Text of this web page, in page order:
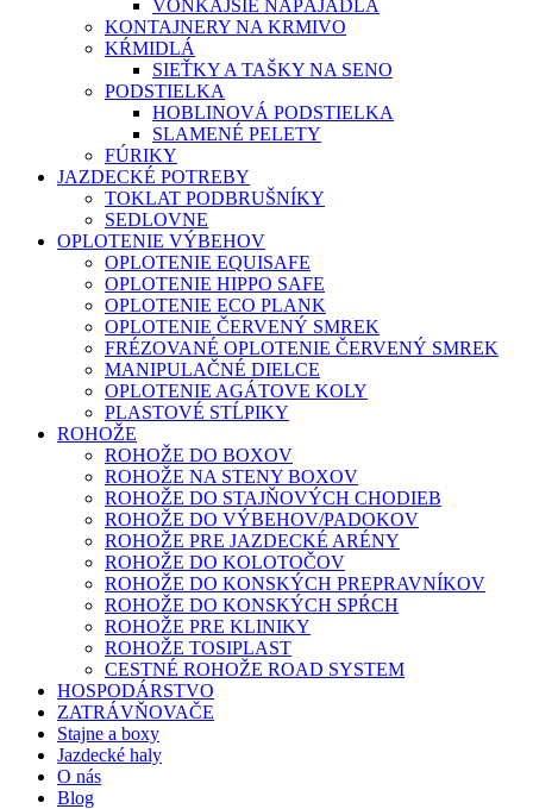
VONKAJŠIE NAPÁJADLÁ
KONTAJNERY NA KRMIVO
KŔMIDLÁ
SIEŤKY A TAŠKY NA SENO
PODSTIELKA
HOBLINOVÁ PODSTIELKA
SLAMENÉ PELETY
FÚRIKY
JAZDECKÉ POTREBY
TOKLAT PODBRUŠNÍKY
SEDLOVNE
OPLOTENIE VÝBEHOV
OPLOTENIE EQUISAFE
OPLOTENIE HIPPO SAFE
OPLOTENIE ECO PLANK
OPLOTENIE ČERVENÝ SMREK
FRÉZOVANÉ OPLOTENIE ČERVENÝ SMREK
MANIPULAČNÉ DIELCE
OPLOTENIE AGÁTOVE KOLY
PLASTOVÉ STĹPIKY
ROHOŽE
ROHOŽE DO BOXOV
ROHOŽE NA STENY BOXOV
ROHOŽE DO STAJŇOVÝCH CHODIEB
ROHOŽE DO VÝBEHOV/PADOKOV
ROHOŽE PRE JAZDECKÉ ARÉNY
ROHOŽE DO KOLOTOČOV
ROHOŽE DO KONSKÝCH PREPRAVNÍKOV
ROHOŽE DO KONSKÝCH SPŔCH
ROHOŽE PRE KLINIKY
ROHOŽE TOSIPLAST
CESTNÉ ROHOŽE ROAD SYSTEM
HOSPODÁRSTVO
ZATRÁVŇOVAČE
Stajne a boxy
Jazdecké haly
O nás
Blog